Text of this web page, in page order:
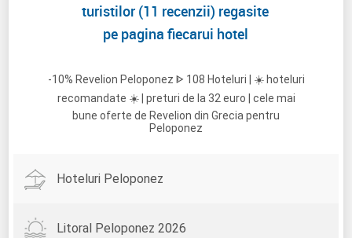
turistilor (11 recenzii) regasite
pe pagina fiecarui hotel
-10% Revelion Peloponez ᐈ 108 Hoteluri | ☀️ hoteluri
recomandate ☀️ | preturi de la 32 euro | cele mai
bune oferte de Revelion din Grecia pentru
Peloponez
Hoteluri Peloponez
Litoral Peloponez 2026